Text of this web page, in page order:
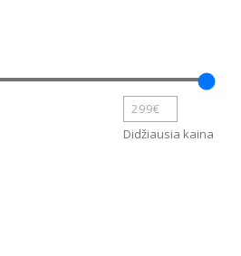
Didžiausia kaina